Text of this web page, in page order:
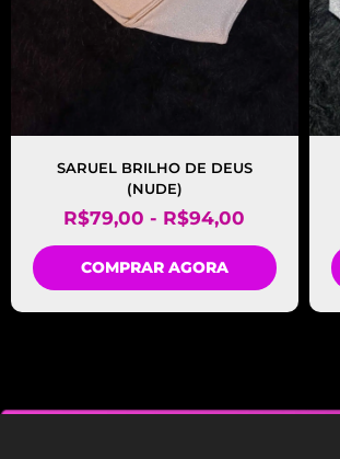
SARUEL BRILHO DE DEUS
(NUDE)
R$79,00 - R$94,00
COMPRAR AGORA